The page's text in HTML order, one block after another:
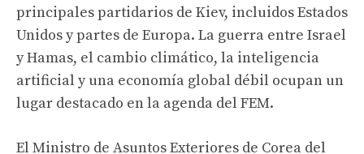
principales partidarios de Kiev, incluidos Estados
Unidos y partes de Europa. La guerra entre Israel
y Hamas, el cambio climático, la inteligencia
artificial y una economía global débil ocupan un
lugar destacado en la agenda del FEM.
El Ministro de Asuntos Exteriores de Corea del